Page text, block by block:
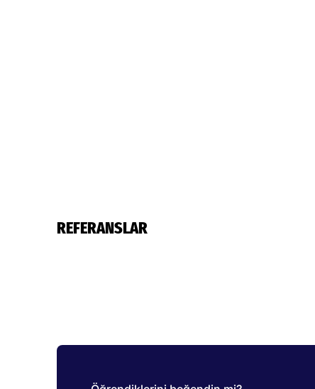
REFERANSLAR